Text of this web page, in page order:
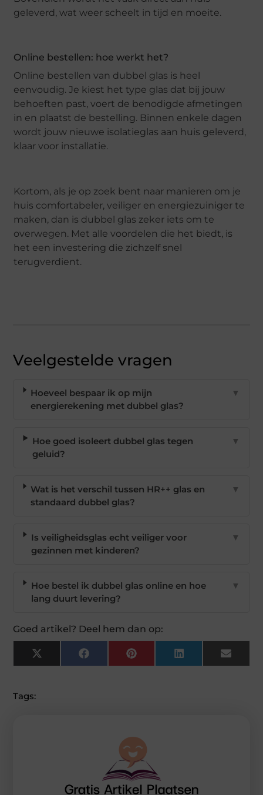
geleverd, wat weer scheelt in tijd en moeite.
Online bestellen: hoe werkt het?
Online bestellen van dubbel glas is heel
eenvoudig. Je kiest het type glas dat bij jouw
behoeften past, voert de benodigde afmetingen
in en plaatst de bestelling. Binnen enkele dagen
wordt jouw nieuwe isolatieglas aan huis geleverd,
klaar voor installatie.
Kortom, als je op zoek bent naar manieren om je
huis comfortabeler, veiliger en energiezuiniger te
maken, dan is dubbel glas zeker iets om te
overwegen. Met alle voordelen die het biedt, is
het een investering die zichzelf snel
terugverdient.
Veelgestelde vragen
Hoeveel bespaar ik op mijn
energierekening met dubbel glas?
▼
Hoe goed isoleert dubbel glas tegen
geluid?
▼
Wat is het verschil tussen HR++ glas en
standaard dubbel glas?
▼
Is veiligheidsglas echt veiliger voor
gezinnen met kinderen?
▼
Hoe bestel ik dubbel glas online en hoe
lang duurt levering?
▼
Goed artikel? Deel hem dan op:
X
(Twitter)
FacebookPinterest LinkedIn Email
Tags: